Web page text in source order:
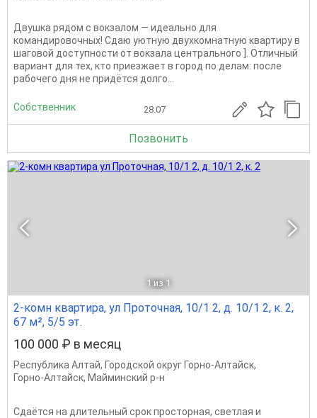
Двушка рядом с вокзалом — идеально для
командировочных! Сдаю уютную двухкомнатную квартиру в
шаговой доступности от вокзала центрального ]. Отличный
вариант для тех, кто приезжает в город по делам: после
рабочего дня не придётся долго...
Собственник 28.07
Позвонить
1 из 1
2-комн квартира, ул Проточная, 10/1 2, д. 10/1 2, к. 2,
67 м², 5/5 эт.
100 000 ₽ в месяц
Республика Алтай, Городской округ Горно-Алтайск,
Горно-Алтайск, Майминский р-н
Сдаётся на длительный срок просторная, светлая и